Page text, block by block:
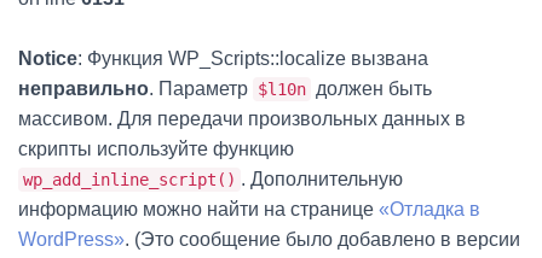
Notice: Функция WP_Scripts::localize вызвана
неправильно. Параметр $l10n должен быть
массивом. Для передачи произвольных данных в
скрипты используйте функцию
wp_add_inline_script() . Дополнительную
информацию можно найти на странице «Отладка в
WordPress». (Это сообщение было добавлено в версии